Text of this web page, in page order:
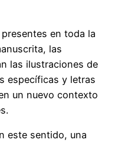
en toda la
las
las ilustraciones de
específicas y letras
un nuevo contexto
este sentido, una